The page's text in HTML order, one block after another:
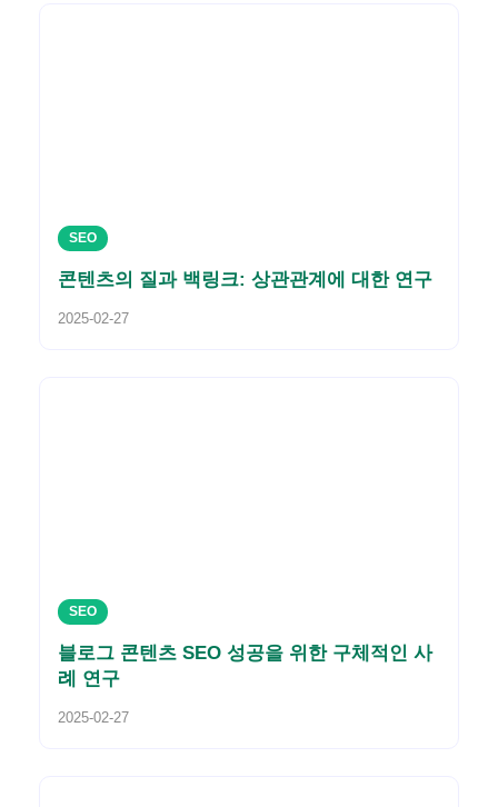
SEO
콘텐츠의 질과 백링크: 상관관계에 대한 연구
2025-02-27
SEO
블로그 콘텐츠 SEO 성공을 위한 구체적인 사
례 연구
2025-02-27